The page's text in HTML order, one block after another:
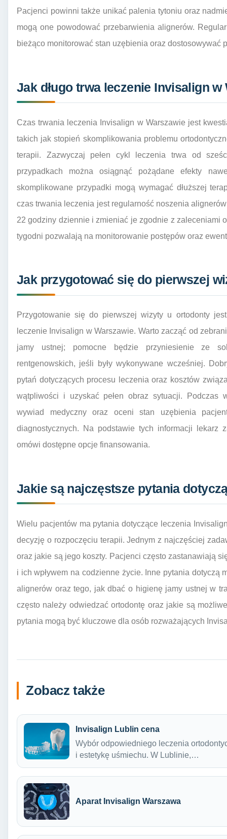
Pacjenci powinni także unikać palenia tytoniu oraz
mogą one powodować przebarwienia alignerów.
bieżąco monitorować stan uzębienia oraz dostosowywać
Jak długo trwa leczenie Invisalign w
Czas trwania leczenia Invisalign w Warszawie jest
takich jak stopień skomplikowania problemu
terapii. Zazwyczaj pełen cykl leczenia trwa od
przypadkach można osiągnąć pożądane efekty
skomplikowane przypadki mogą wymagać dłuższej
czas trwania leczenia jest regularność noszenia
22 godziny dziennie i zmieniać je zgodnie z zaleceniami
tygodni pozwalają na monitorowanie postępów oraz
Jak przygotować się do pierwszej
Przygotowanie się do pierwszej wizyty u ortodonty
leczenie Invisalign w Warszawie. Warto zacząć od
jamy ustnej; pomocne będzie przyniesienie ze
rentgenowskich, jeśli były wykonywane wcześniej.
pytań dotyczących procesu leczenia oraz kosztów
wątpliwości i uzyskać pełen obraz sytuacji. Podczas
wywiad medyczny oraz oceni stan uzębienia
diagnostycznych. Na podstawie tych informacji lekarz
omówi dostępne opcje finansowania.
Jakie są najczęstsze pytania
Wielu pacjentów ma pytania dotyczące leczenia
decyzję o rozpoczęciu terapii. Jednym z najczęściej
oraz jakie są jego koszty. Pacjenci często zastanawiają
i ich wpływem na codzienne życie. Inne pytania
alignerów oraz tego, jak dbać o higienę jamy ustnej w
często należy odwiedzać ortodontę oraz jakie są
pytania mogą być kluczowe dla osób rozważających
Zobacz także
Invisalign Lublin cena
Wybór odpowiedniego leczenia
i estetykę uśmiechu. W Lublinie,…
Aparat Invisalign Warszawa